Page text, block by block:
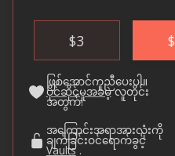
$3 $
ဖြစ်အောင်ကူညီပေးပါ။
ပိုင်ဆိုင်မှုအခမဲ့လူတိုင်း
အတွက်!
အကြောင်းအရာအားလုံးကို
ချက်ခြင်းဝင်ရောက်ခွင့်
Vaults.